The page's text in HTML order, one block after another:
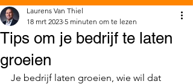
Tips om je bedrijf te laten
groeien
Laurens Van Thiel
18 mrt 2023 5 minuten om te lezen
Je bedrijf laten groeien, wie wil dat